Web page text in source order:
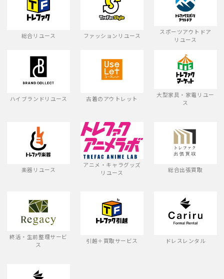
総合リユース ファッションリユース
スポーツアウトドア
リユース
ハイブランドリユース 古着のアウトレット
大型家具・家電リユー
ス
楽器リユース
アニメ・キャラグッズ
リユース
総合出張買取
終活・生前整理サービ
ス
引越＋買取サービス ドレスレンタル